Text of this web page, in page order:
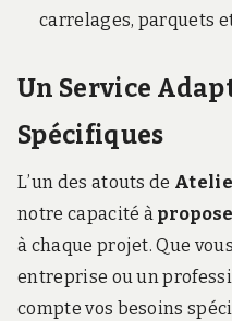
carrelages, parquets
Un Service
Spécifiques
L’un des atouts de
notre capacité à
à chaque projet. Que
entreprise ou un
compte vos besoins